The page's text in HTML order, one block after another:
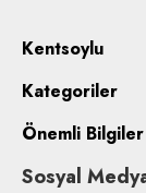
Kentsoylu
Kategoriler
Önemli Bilgiler
Sosyal